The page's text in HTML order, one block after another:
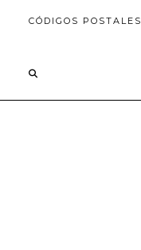
CÓDIGOS POSTALES